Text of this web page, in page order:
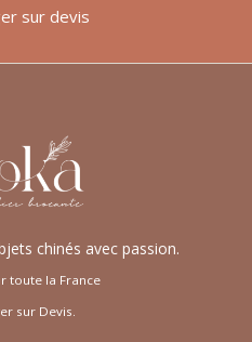
chinés avec passion.
toute la France
sur Devis.
sur devis